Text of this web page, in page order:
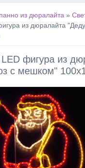
из дюралайта »
из дюралайта
фигура из
с мешком"